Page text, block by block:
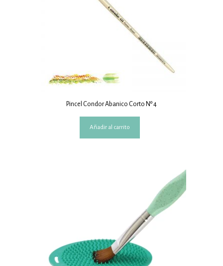
Pincel Condor Abanico Corto Nº 4
Añadir al carrito